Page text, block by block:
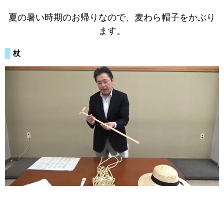
夏の暑い時期のお帰りなので、麦わら帽子をかぶり
ます。
杖